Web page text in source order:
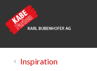
Inspiration